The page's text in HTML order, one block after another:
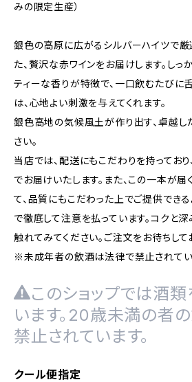
みの限定生産）
銀色の高原に広がるシルバーハイツで厳
た、贅沢な赤ワインをお届けします。しっ
ティーな香りが特徴で、一口飲むたびに
は、心地よい刺激を与えてくれます。
銀色高地の気候風土が作り出す、卓越し
さい。
当店では、配送にもこだわりを持ってお
でお届けいたします。また、この一本が
て、品質にもこだわった上でご提供できる
で徹底して注意を払っています。コクと
触れてみてください。ご注文をお待ちして
※未成年者の飲酒は法律で禁止されてい
このショップでは酒類
います。20歳未満の者
禁止されています。
クール便指定